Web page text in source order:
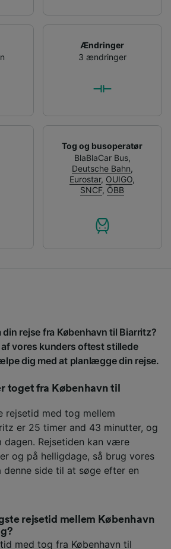
Ændringer
3 ændringer
Tog og busoperatør
BlaBlaCar Bus,
Deutsche Bahn,
Eurostar, OUIGO,
SNCF, ÖBB
rejse fra København til Biarritz?
vores kunders oftest stillede
dig med at planlægge din rejse.
toget fra København til
rejsetid med tog mellem
er 25 timer and 43 minutter, og
dagen. Rejsetiden kan være
og på helligdage, så brug vores
side til at søge efter en
rejsetid mellem København
med tog fra København til